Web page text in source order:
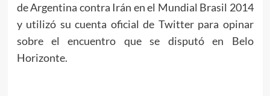
de Argentina contra Irán en el Mundial Brasil 2014
y utilizó su cuenta oficial de Twitter para opinar
sobre el encuentro que se disputó en Belo
Horizonte.